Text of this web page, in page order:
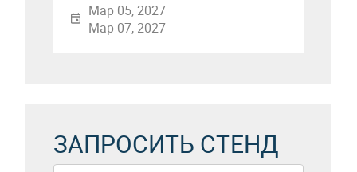
Мар 05, 2027
Мар 07, 2027
ЗАПРОСИТЬ СТЕНД